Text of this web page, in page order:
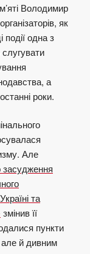
Володимир
як
події одна з
а
роки.
Але
та
змінив її
пункти
але й дивним